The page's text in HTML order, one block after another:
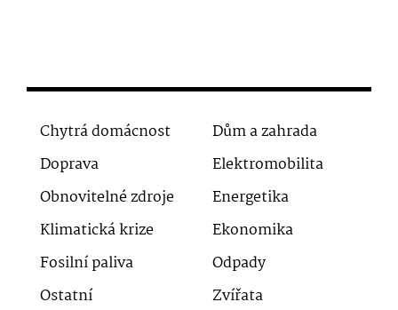
Chytrá domácnost
Dům a zahrada
Doprava
Elektromobilita
Obnovitelné zdroje
Energetika
Klimatická krize
Ekonomika
Fosilní paliva
Odpady
Ostatní
Zvířata